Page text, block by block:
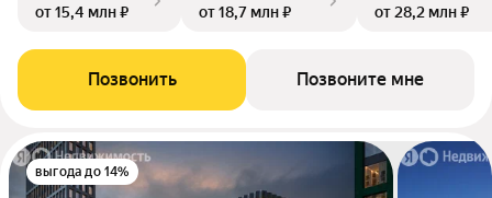
от 15,4 млн ₽
от 18,7 млн ₽
от 28,2 млн ₽
Позвонить Позвоните мне
выгода до 14%